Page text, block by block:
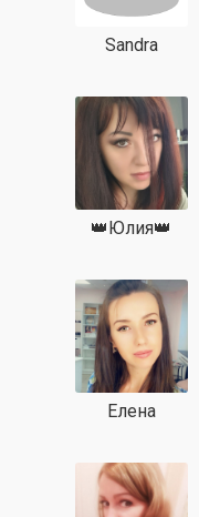
Sandra
👑Юлия👑
Елена